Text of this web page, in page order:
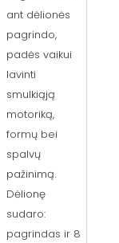
ant dėlionės
pagrindo,
padės vaikui
lavinti
smulkiąją
motoriką,
formų bei
spalvų
pažinimą.
Dėlionę
sudaro:
pagrindas ir 8